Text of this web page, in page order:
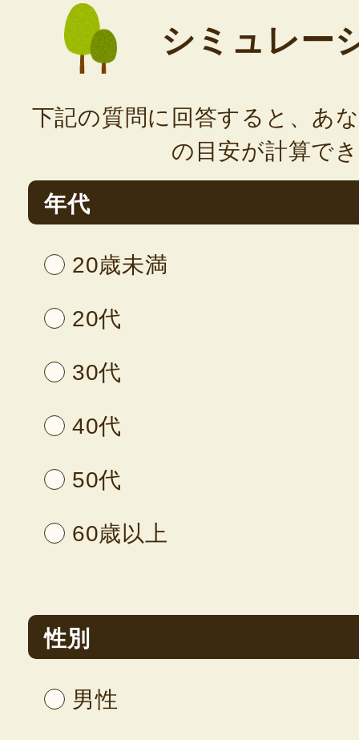
シミュレー
下記の質問に回答すると、あ
の目安が計算で
年代
20歳未満
20代
30代
40代
50代
60歳以上
性別
男性